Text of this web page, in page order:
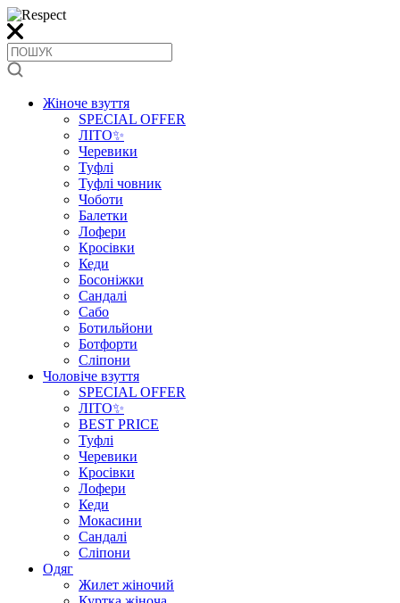
Жіноче взуття
SPECIAL OFFER
ЛІТО✨
Черевики
Туфлі
Туфлі човник
Чоботи
Балетки
Лофери
Кросівки
Кеди
Босоніжки
Сандалі
Сабо
Ботильйони
Ботфорти
Сліпони
Чоловіче взуття
SPECIAL OFFER
ЛІТО✨
BEST PRICE
Туфлі
Черевики
Кросівки
Лофери
Кеди
Мокасини
Сандалі
Сліпони
Одяг
Жилет жіночий